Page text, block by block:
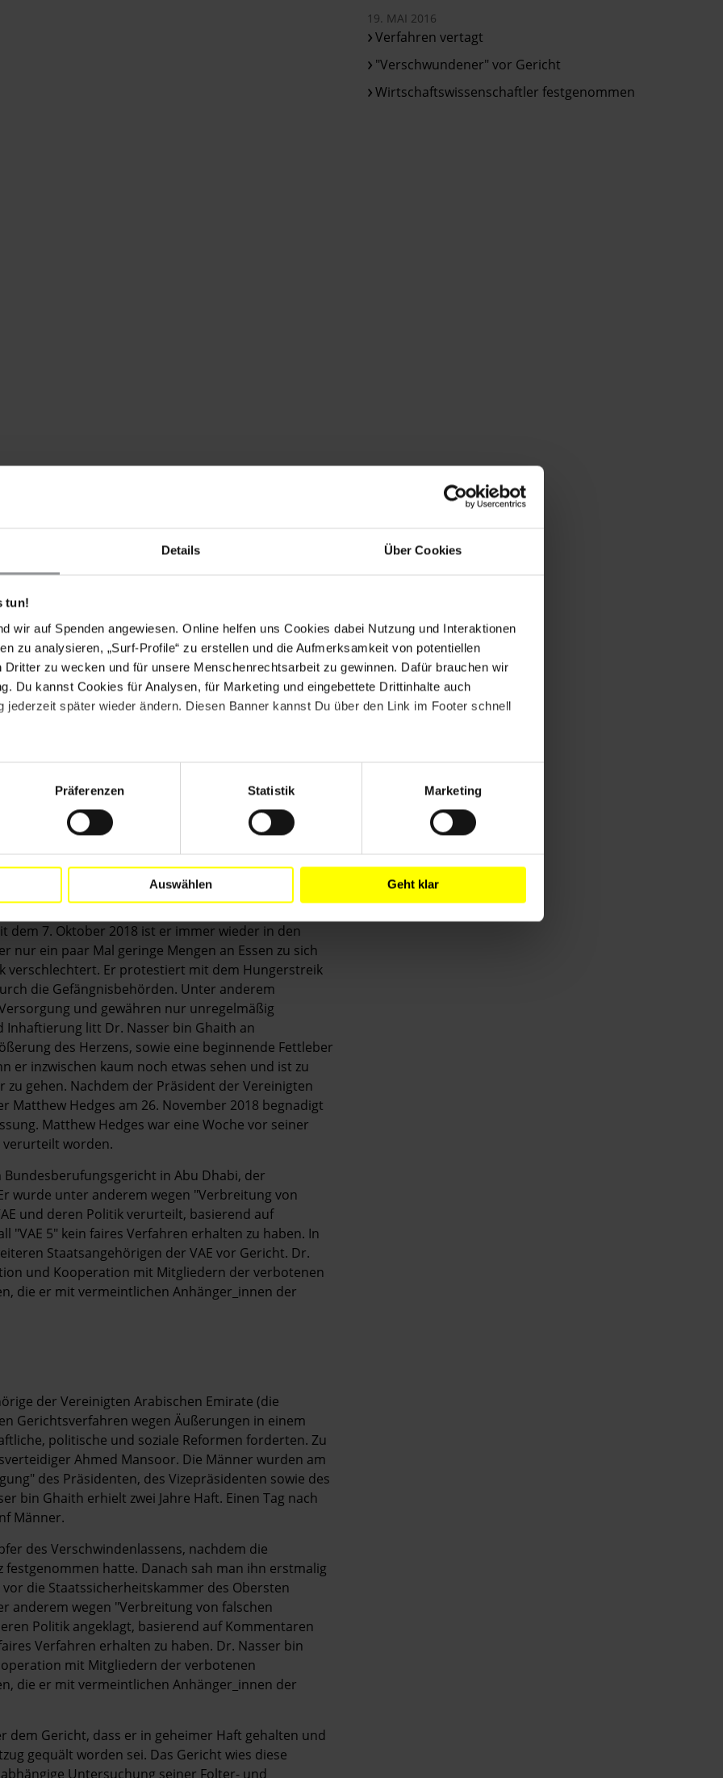
Details Über Cookies
tun!
wir auf Spenden angewiesen. Online helfen uns Cookies dabei Nutzung und Interaktionen
zu analysieren, „Surf-Profile“ zu erstellen und die Aufmerksamkeit von potentiellen
Dritter zu wecken und für unsere Menschenrechtsarbeit zu gewinnen. Dafür brauchen wir
Du kannst Cookies für Analysen, für Marketing und eingebettete Drittinhalte auch
jederzeit später wieder ändern. Diesen Banner kannst Du über den Link im Footer schnell
Präferenzen Statistik Marketing
Auswählen Geht klar
Dr. Nasser bin Ghaith verhängte Strafe auf und
ein gewaltloser politischer Gefangener, der nur
auf Meinungs-, Vereinigungs- und
anderweitigen Misshandlungen und ordnen Sie
Vorwürfe an, er sei Opfer des
sowie andere Misshandlungen erlitten.
bin Ghaith in ein Krankenhaus verlegt wird,
Behandlung vornehmen können.
wird im al-Razeen-Hochsicherheitsgefängnis
dem 7. Oktober 2018 ist er immer wieder in den
nur ein paar Mal geringe Mengen an Essen zu sich
verschlechtert. Er protestiert mit dem Hungerstreik
die Gefängnisbehörden. Unter anderem
und gewähren nur unregelmäßig
Inhaftierung litt Dr. Nasser bin Ghaith an
des Herzens, sowie eine beginnende Fettleber
er inzwischen kaum noch etwas sehen und ist zu
gehen. Nachdem der Präsident der Vereinigten
Matthew Hedges am 26. November 2018 begnadigt
Matthew Hedges war eine Woche vor seiner
verurteilt worden.
in Abu Dhabi, der
wurde unter anderem wegen "Verbreitung von
und deren Politik verurteilt, basierend auf
5" kein faires Verfahren erhalten zu haben. In
Staatsangehörigen der VAE vor Gericht. Dr.
und Kooperation mit Mitgliedern der verbotenen
die er mit vermeintlichen Anhänger_innen der
der Vereinigten Arabischen Emirate (die
Gerichtsverfahren wegen Äußerungen in einem
politische und soziale Reformen forderten. Zu
Ahmed Mansoor. Die Männer wurden am
des Präsidenten, des Vizepräsidenten sowie des
bin Ghaith erhielt zwei Jahre Haft. Einen Tag nach
Männer.
des Verschwindenlassens, nachdem die
hatte. Danach sah man ihn erstmalig
die Staatssicherheitskammer des Obersten
anderem wegen "Verbreitung von falschen
Politik angeklagt, basierend auf Kommentaren
Verfahren erhalten zu haben. Dr. Nasser bin
mit Mitgliedern der verbotenen
die er mit vermeintlichen Anhänger_innen der
Gericht, dass er in geheimer Haft gehalten und
gequält worden sei. Das Gericht wies diese
Untersuchung seiner Folter- und
19. MAI 2016
Verfahren vertagt
"Verschwundener" vor Gericht
Wirtschaftswissenschaftler festgenommen